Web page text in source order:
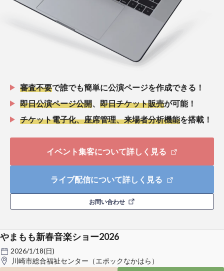
審査不要で誰でも簡単に公演ページを作成できる！
即日公演ページ公開
即日チケット販売が可能！
チケット電子化、座席管理、来場者分析機能を搭載！
イベント集客について詳しく見る
ライブ配信について詳しく見る
お問い合わせ
やまもも新春音楽ショー2026
2026/1/18(日)
川崎市総合福祉センター（エポックなかはら）